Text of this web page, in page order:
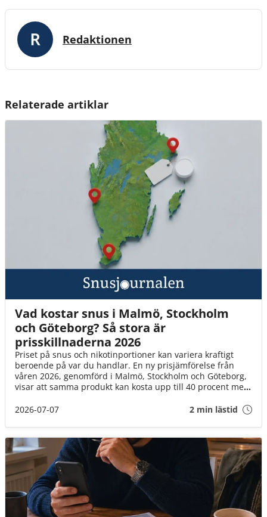
Redaktionen
Relaterade artiklar
Vad kostar snus i Malmö, Stockholm
och Göteborg? Så stora är
prisskillnaderna 2026
Priset på snus och nikotinportioner kan variera kraftigt
beroende på var du handlar. En ny prisjämförelse från
våren 2026, genomförd i Malmö, Stockholm och Göteborg,
visar att samma produkt kan kosta upp till 40 procent mer
2026-07-07
2 min lästid